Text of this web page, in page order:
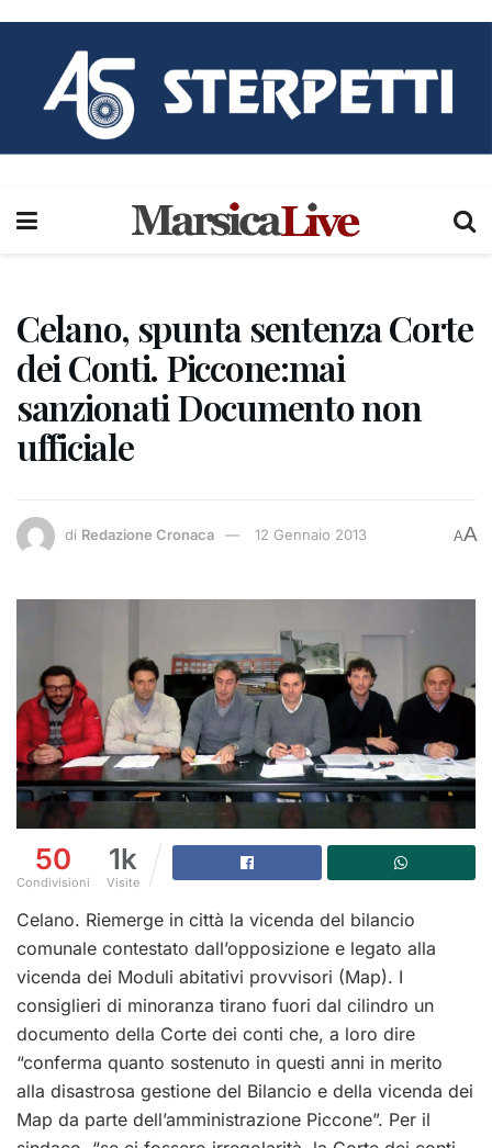
Celano, spunta sentenza Corte
dei Conti. Piccone:mai
sanzionati Documento non
ufficiale
di Redazione Cronaca 12 Gennaio 2013 AA
50
Condivisioni
1k
Visite
Celano. Riemerge in città la vicenda del bilancio
comunale contestato dall’opposizione e legato alla
vicenda dei Moduli abitativi provvisori (Map). I
consiglieri di minoranza tirano fuori dal cilindro un
documento della Corte dei conti che, a loro dire
“conferma quanto sostenuto in questi anni in merito
alla disastrosa gestione del Bilancio e della vicenda dei
Map da parte dell’amministrazione Piccone”. Per il